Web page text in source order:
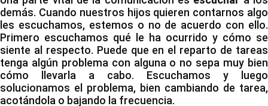
demás. Cuando nuestros hijos quieren contarnos algo
les escuchamos, estemos o no de acuerdo con ello.
Primero escuchamos qué le ha ocurrido y cómo se
siente al respecto. Puede que en el reparto de tareas
tenga algún problema con alguna o no sepa muy bien
cómo llevarla a cabo. Escuchamos y luego
solucionamos el problema, bien cambiando de tarea,
acotándola o bajando la frecuencia.